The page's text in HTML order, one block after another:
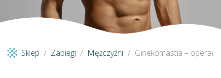
Sklep Zabiegi Mężczyźni Ginekomastia –